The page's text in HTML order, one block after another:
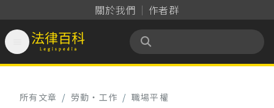
關於我們 作者群
法律百科 Legispedia
所有文章 / 勞動‧工作 / 職場平權